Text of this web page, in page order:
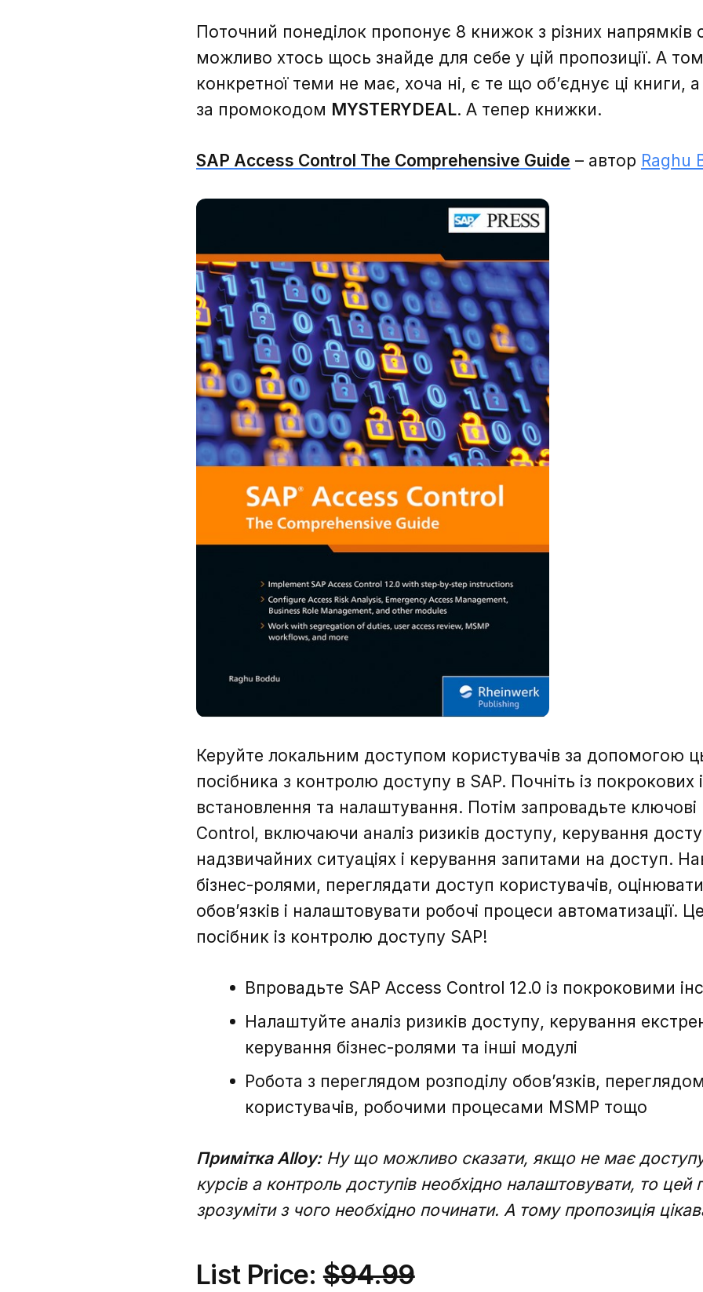
Поточний понеділок пропонує 8 книжок з різних напрямків
можливо хтось щось знайде для себе у цій пропозиції. А
конкретної теми не має, хоча ні, є те що об’єднує ці книги,
за промокодом MYSTERYDEAL. А тепер книжки.
SAP Access Control The Comprehensive Guide – автор Raghu
Керуйте локальним доступом користувачів за допомогою
посібника з контролю доступу в SAP. Почніть із покрокових
встановлення та налаштування. Потім запровадьте ключові
Control, включаючи аналіз ризиків доступу, керування
надзвичайних ситуаціях і керування запитами на доступ.
бізнес-ролями, переглядати доступ користувачів,
обов’язків і налаштовувати робочі процеси автоматизації.
посібник із контролю доступу SAP!
Впровадьте SAP Access Control 12.0 із покроковими
Налаштуйте аналіз ризиків доступу, керування
керування бізнес-ролями та інші модулі
Робота з переглядом розподілу обов’язків,
користувачів, робочими процесами MSMP тощо
Примітка Alloy:Ну що можливо сказати, якщо не має
курсів а контроль доступів необхідно налаштовувати, то
зрозуміти з чого необхідно починати. А тому пропозиція
List Price:$94.99
Зворотній зв'язок
Зворотній зв'язок
Дякую, ваше
повідомлення надіслано.